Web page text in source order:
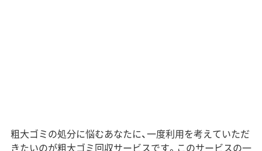
粗大ゴミの処分に悩むあなたに、一度利用を考えていただ
きたいのが粗大ゴミ回収サービスです。このサービスの一